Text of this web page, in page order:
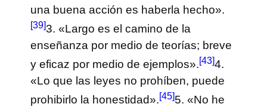
una buena acción es haberla hecho».
[39]3. «Largo es el camino de la
enseñanza por medio de teorías; breve
y eficaz por medio de ejemplos».[43]4.
«Lo que las leyes no prohíben, puede
prohibirlo la honestidad».[45]5. «No he